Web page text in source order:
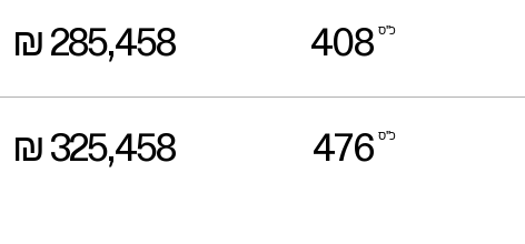
408 כ''ס
476 כ''ס
₪ 285,458
₪ 325,458